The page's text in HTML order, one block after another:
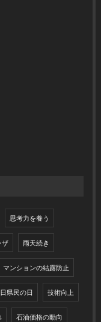
思考力を養う
ザ 雨天続き
マンションの結露防止
日県民の日 技術向上
石油価格の動向